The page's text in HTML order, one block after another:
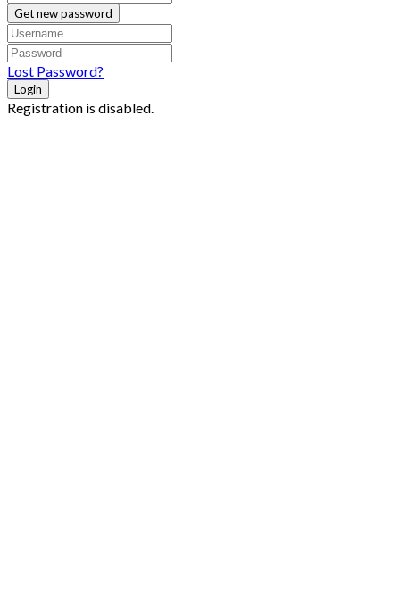
Get new password
Lost Password?
Login
Registration is disabled.